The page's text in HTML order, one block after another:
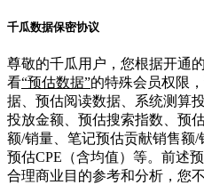
千瓜数据保密协议
尊敬的千瓜用户，您根据开通
看“预估数据”的特殊会员权限
据、预估阅读数据、系统测算
投放金额、预估搜索指数、预
额/销量、笔记预估贡献销售额/
预估CPE（含均值）等。前述
合理商业目的参考和分析，您